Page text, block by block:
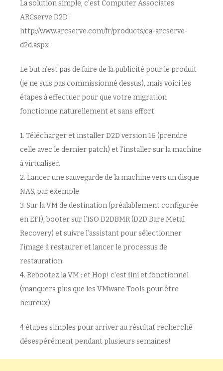
La solution simple, c’est Computer Associates
ARCserve D2D :
http://www.arcserve.com/fr/products/ca-arcserve-
d2d.aspx
Le but n’est pas de faire de la publicité pour le produit
(je ne suis pas commissionné dessus), mais voici les
étapes à effectuer pour que votre migration
fonctionne naturellement et sans effort:
1. Télécharger et installer D2D version 16 (prendre
celle avec le dernier patch) et l’installer sur la machine
à virtualiser.
2. Lancer une sauvegarde de la machine vers un disque
NAS, par exemple
3. Sur la VM de destination (préalablement configurée
en EFI), booter sur l’ISO D2DBMR (D2D Bare Metal
Recovery) et suivre l’assistant pour sélectionner
l’image à restaurer et lancer le processus de
restauration.
4. Rebootez la VM : et Hop! c’est fini et fonctionnel
(manquera plus que les VMware Tools pour être
heureux)
4 étapes simples pour arriver au résultat recherché
désespérément pendant plusieurs semaines!